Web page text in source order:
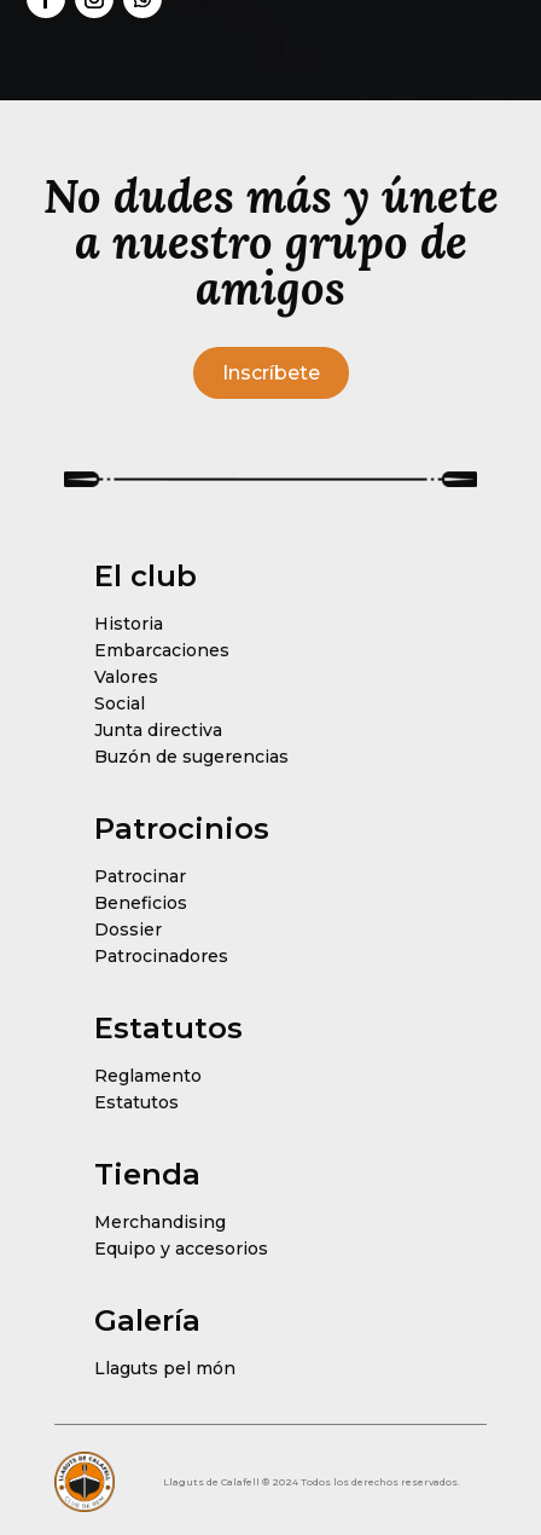
No dudes más y únete
a nuestro grupo de
amigos
Inscríbete
El club
Historia
Embarcaciones
Valores
Social
Junta directiva
Buzón de sugerencias
Patrocinios
Patrocinar
Beneficios
Dossier
Patrocinadores
Estatutos
Reglamento
Estatutos
Tienda
Merchandising
Equipo y accesorios
Galería
Llaguts pel món
Llaguts de Calafell ® 2024 Todos los derechos reservados.